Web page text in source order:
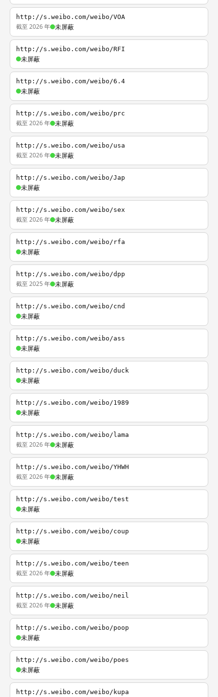
http://s.weibo.com/weibo/VOA
截至 2026 年 未屏蔽
http://s.weibo.com/weibo/RFI
未屏蔽
http://s.weibo.com/weibo/6.4
未屏蔽
http://s.weibo.com/weibo/prc
截至 2026 年 未屏蔽
http://s.weibo.com/weibo/usa
截至 2026 年 未屏蔽
http://s.weibo.com/weibo/Jap
未屏蔽
http://s.weibo.com/weibo/sex
截至 2026 年 未屏蔽
http://s.weibo.com/weibo/rfa
未屏蔽
http://s.weibo.com/weibo/dpp
截至 2025 年 未屏蔽
http://s.weibo.com/weibo/cnd
未屏蔽
http://s.weibo.com/weibo/ass
未屏蔽
http://s.weibo.com/weibo/duck
未屏蔽
http://s.weibo.com/weibo/1989
未屏蔽
http://s.weibo.com/weibo/lama
截至 2026 年 未屏蔽
http://s.weibo.com/weibo/YHWH
截至 2026 年 未屏蔽
http://s.weibo.com/weibo/test
未屏蔽
http://s.weibo.com/weibo/coup
未屏蔽
http://s.weibo.com/weibo/teen
截至 2026 年 未屏蔽
http://s.weibo.com/weibo/neil
截至 2026 年 未屏蔽
http://s.weibo.com/weibo/poop
未屏蔽
http://s.weibo.com/weibo/poes
未屏蔽
http://s.weibo.com/weibo/kupa